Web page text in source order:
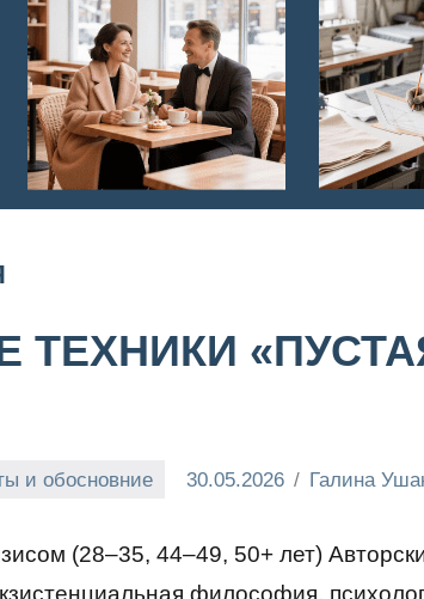
ТЕХНИКИ
и обосновние 30.05.2026 Галина
(28–35, 44–49, 50+ лет)